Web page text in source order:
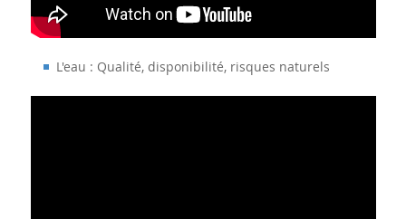
L'eau : Qualité, disponibilité, risques naturels